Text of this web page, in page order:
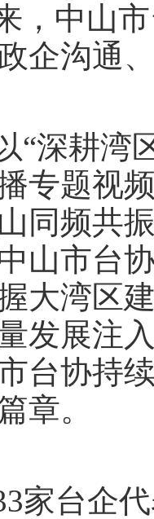
，中山
企沟通
“深耕湾
专题视
同频共
山市台
大湾区
发展注
台协持
章。
家台企